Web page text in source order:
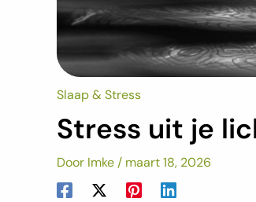
Slaap & Stress
Stress uit je
Door Imke / maart 18, 2026